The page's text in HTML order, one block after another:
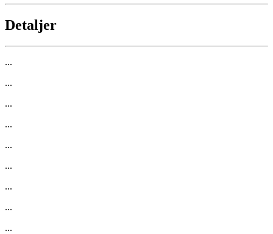
Detaljer
...
...
...
...
...
...
...
...
...